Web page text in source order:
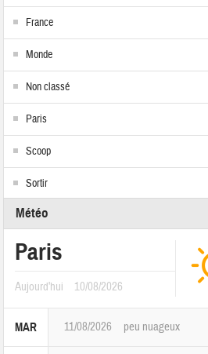
France
Monde
Non classé
Paris
Scoop
Sortir
Météo
Paris
Aujourd'hui 10/08/2026
MAR 11/08/2026 peu nuageux